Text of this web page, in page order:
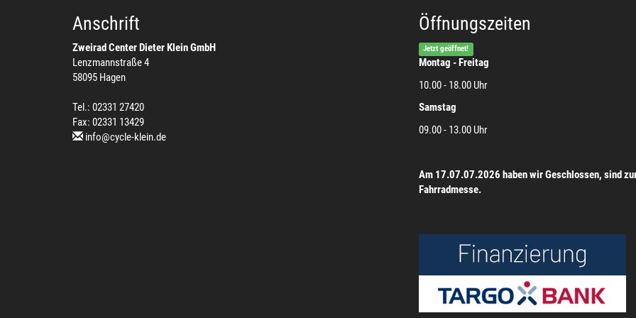
Anschrift
Zweirad Center Dieter Klein GmbH
Lenzmannstraße 4
58095 Hagen
Tel.: 02331 27420
Fax: 02331 13429
info@cycle-klein.de
Öffnungszeiten
Jetzt geöffnet!
Montag - Freitag
10.00 - 18.00 Uhr
Samstag
09.00 - 13.00 Uhr
Am 17.07.07.2026 haben wir Geschlossen, sind
Fahrradmesse.